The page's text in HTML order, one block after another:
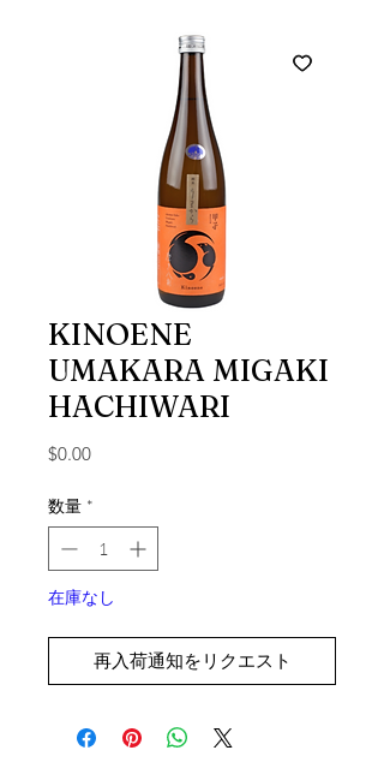
KINOENE
UMAKARA MIGAKI
HACHIWARI
$0.00価格
数量 *
在庫なし
再入荷通知をリクエスト